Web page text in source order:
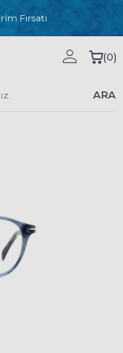
Fırsatı
ARA
(0)